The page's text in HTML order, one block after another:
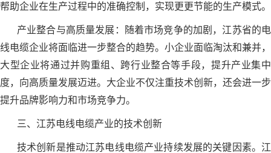
帮助企业在生产过程中的准确控制，实现更更节能的生产模式。
产业整合与高质量发展：随着市场竞争的加剧，江苏省的电
线电缆企业将面临进一步整合的趋势。小企业面临淘汰和兼并，
大型企业将通过并购重组、跨行业整合等手段，提升产业集中
度，向高质量发展迈进。大企业不仅注重技术创新，还会进一步
提升品牌影响力和市场竞争力。
三、江苏电线电缆产业的技术创新
技术创新是推动江苏电线电缆产业持续发展的关键因素。江